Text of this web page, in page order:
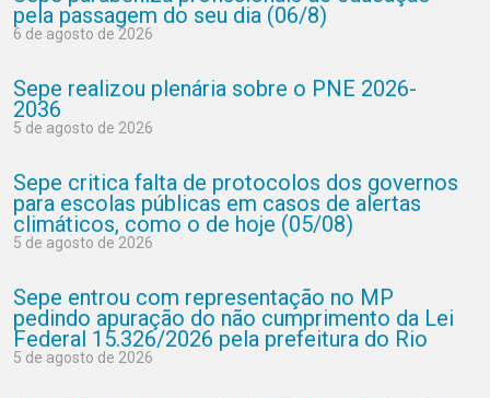
pela passagem do seu dia (06/8)
6 de agosto de 2026
Sepe realizou plenária sobre o PNE 2026-
2036
5 de agosto de 2026
Sepe critica falta de protocolos dos governos
para escolas públicas em casos de alertas
climáticos, como o de hoje (05/08)
5 de agosto de 2026
Sepe entrou com representação no MP
pedindo apuração do não cumprimento da Lei
Federal 15.326/2026 pela prefeitura do Rio
5 de agosto de 2026